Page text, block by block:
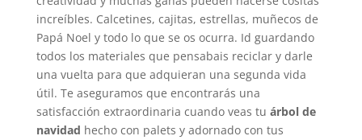
increíbles. Calcetines, cajitas, estrellas, muñecos de
Papá Noel y todo lo que se os ocurra. Id guardando
todos los materiales que pensabais reciclar y darle
una vuelta para que adquieran una segunda vida
útil. Te aseguramos que encontrarás una
satisfacción extraordinaria cuando veas tu árbol de
navidad hecho con palets y adornado con tus